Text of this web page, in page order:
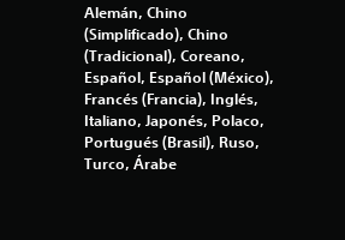
Alemán, Chino
(Simplificado), Chino
(Tradicional), Coreano,
Español, Español (México),
Francés (Francia), Inglés,
Italiano, Japonés, Polaco,
Portugués (Brasil), Ruso,
Turco, Árabe